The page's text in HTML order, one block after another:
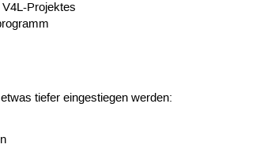
Projektes
tiefer eingestiegen werden: